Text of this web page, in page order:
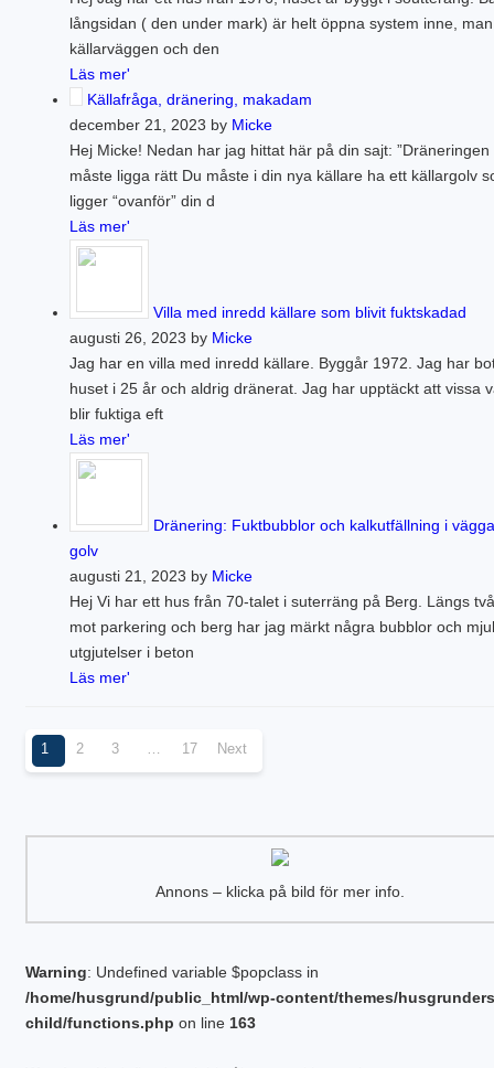
PLINTGRUND
TJÄLDJUP
VATTENBUREN GOLVVÄRME
långsidan ( den under mark) är helt öppna system inne,
källarväggen och den
Läs mer'
Källafråga, dränering, makadam
december 21, 2023 by Micke
Hej Micke! Nedan har jag hittat här på din sajt: ”Dräneringen
måste ligga rätt Du måste i din nya källare ha ett källargolv
ligger “ovanför” din d
Läs mer'
Villa med inredd källare som blivit fuktskadad
augusti 26, 2023 by Micke
Jag har en villa med inredd källare. Byggår 1972. Jag har
huset i 25 år och aldrig dränerat. Jag har upptäckt att vissa
blir fuktiga eft
Läs mer'
Dränering: Fuktbubblor och kalkutfällning i
golv
augusti 21, 2023 by Micke
Hej Vi har ett hus från 70-talet i suterräng på Berg. Längs
mot parkering och berg har jag märkt några bubblor och
utgjutelser i beton
Läs mer'
1 2 3 … 17 Next
Annons – klicka på bild för mer info.
Warning: Undefined variable $popclass in
/home/husgrund/public_html/wp-content/themes/
child/functions.php on line 163